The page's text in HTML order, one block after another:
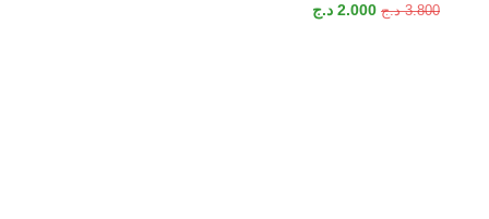
3.800 د.ج 2.000 د.ج